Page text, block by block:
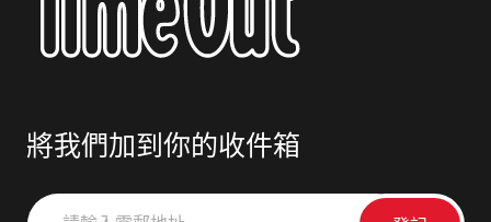
將我們加到你的收件箱
請